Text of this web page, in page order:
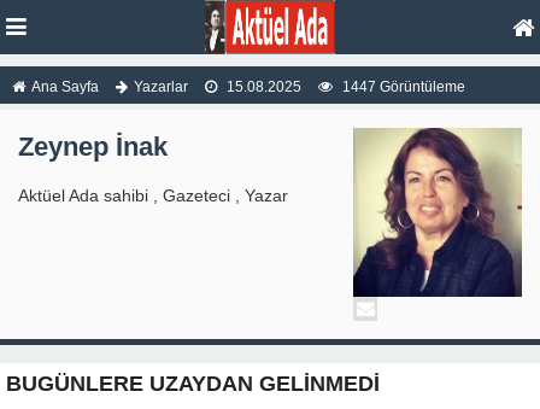
Ana Sayfa Yazarlar 15.08.2025 1447 Görüntüleme
Zeynep İnak
Aktüel Ada sahibi , Gazeteci , Yazar
BUGÜNLERE UZAYDAN GELİNMEDİ